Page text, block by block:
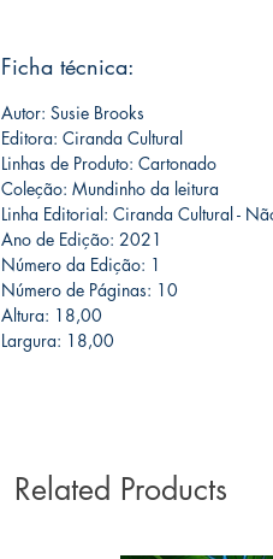
Ficha técnica:
Autor: Susie Brooks
Editora: Ciranda Cultural
Linhas de Produto: Cartonado
Coleção: Mundinho da leitura
Linha Editorial: Ciranda Cultural -
Ano de Edição: 2021
Número da Edição: 1
Número de Páginas: 10
Altura: 18,00
Largura: 18,00
Related Products